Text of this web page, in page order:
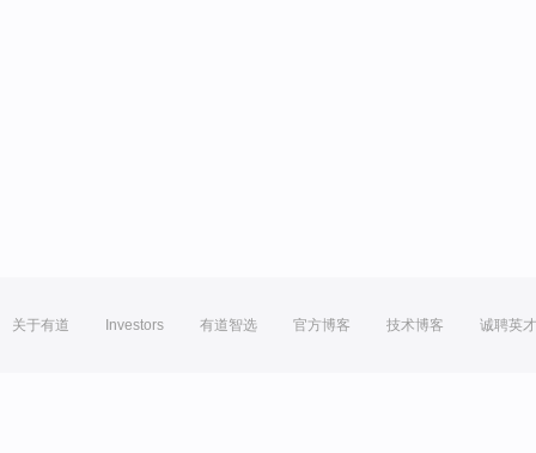
关于有道 Investors 有道智选 官方博客 技术博客 诚聘英才